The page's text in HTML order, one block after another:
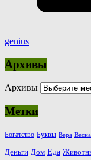
genius
Архивы
Архивы
Метки
Богатство Буквы Вера Весна
Деньги Дом Еда